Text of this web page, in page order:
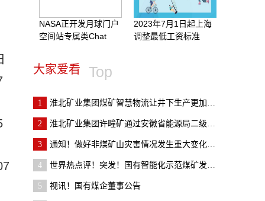
NASA正开发月球门户
空间站专属类Chat
2023年7月1日起上海
调整最低工资标准
大家爱看 Top
1 淮北矿业集团煤矿智慧物流让井下生产更加安全高效_
2 淮北矿业集团许疃矿通过安徽省能源局二级安全生产标
3 通知！做好非煤矿山灾害情况发生重大变化及时报告和
4 世界热点评！突发！国有智能化示范煤矿发生运输事故
5 视讯！国有煤企董事公告